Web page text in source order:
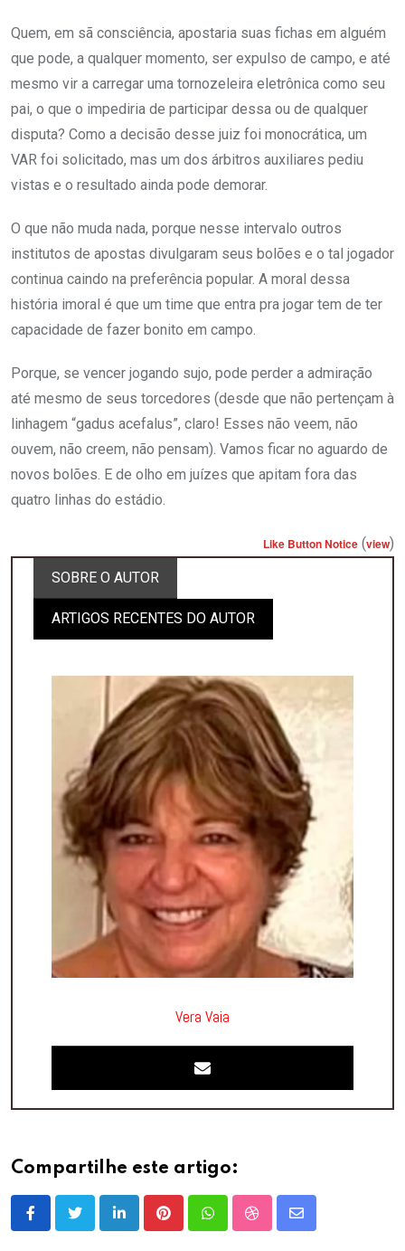
Quem, em sã consciência, apostaria suas fichas em alguém
que pode, a qualquer momento, ser expulso de campo, e até
mesmo vir a carregar uma tornozeleira eletrônica como seu
pai, o que o impediria de participar dessa ou de qualquer
disputa? Como a decisão desse juiz foi monocrática, um
VAR foi solicitado, mas um dos árbitros auxiliares pediu
vistas e o resultado ainda pode demorar.
O que não muda nada, porque nesse intervalo outros
institutos de apostas divulgaram seus bolões e o tal jogador
continua caindo na preferência popular. A moral dessa
história imoral é que um time que entra pra jogar tem de ter
capacidade de fazer bonito em campo.
Porque, se vencer jogando sujo, pode perder a admiração
até mesmo de seus torcedores (desde que não pertençam à
linhagem “gadus acefalus”, claro! Esses não veem, não
ouvem, não creem, não pensam). Vamos ficar no aguardo de
novos bolões. E de olho em juízes que apitam fora das
quatro linhas do estádio.
Like Button Notice (view)
SOBRE O AUTOR
ARTIGOS RECENTES DO AUTOR
Vera Vaia
Compartilhe este artigo:
LinkedInPinterestWhatsappStumbleUpon
Share